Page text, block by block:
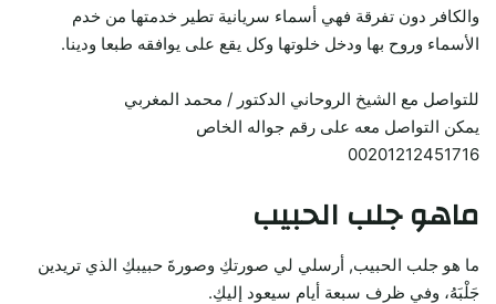
والكافر دون تفرقة فهي أسماء سريانية تطير خدمتها من خدم
الأسماء وروح بها ودخل خلوتها وكل يقع على يوافقه طبعا ودينا.
للتواصل مع الشيخ الروحاني الدكتور / محمد المغربي
يمكن التواصل معه على رقم جواله الخاص
00201212451716
ماهو جلب الحبيب
ما هو جلب الحبيب, أرسلي لي صورتكِ وصورةَ حبيبكِ الذي تريدين
جَلْبَهُ، وفي ظرف سبعة أيام سيعود إليكِ.